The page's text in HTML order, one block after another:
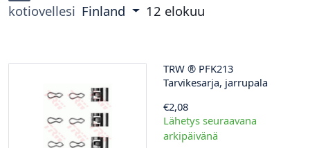
kotiovellesi Finland 12 elokuu
TRW ® PFK213
Tarvikesarja, jarrupala
€2,08
Lähetys seuraavana
arkipäivänä